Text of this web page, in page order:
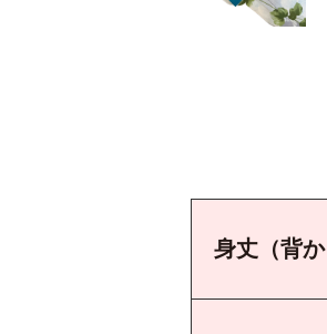
身丈（背か